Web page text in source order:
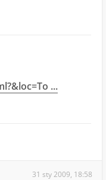
...
31 sty 2009, 18:58